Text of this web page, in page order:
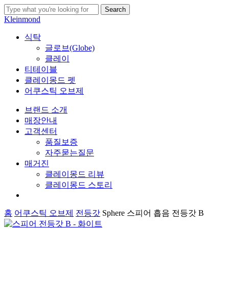
Skip
to
content
Search
Close
Kleinmond
search
Menu
식탁
글로브(Globe)
클레이
티테이블
클레이몽드 펫
어쿠스틱 오브제
브랜드 소개
매장안내
고객센터
품질보증
자주묻는질문
매거진
클레이몽드 리뷰
클레이몽드 스토리
홈 어쿠스틱 오브제 전등갓 Sphere 스피어 흡음 전등갓 B